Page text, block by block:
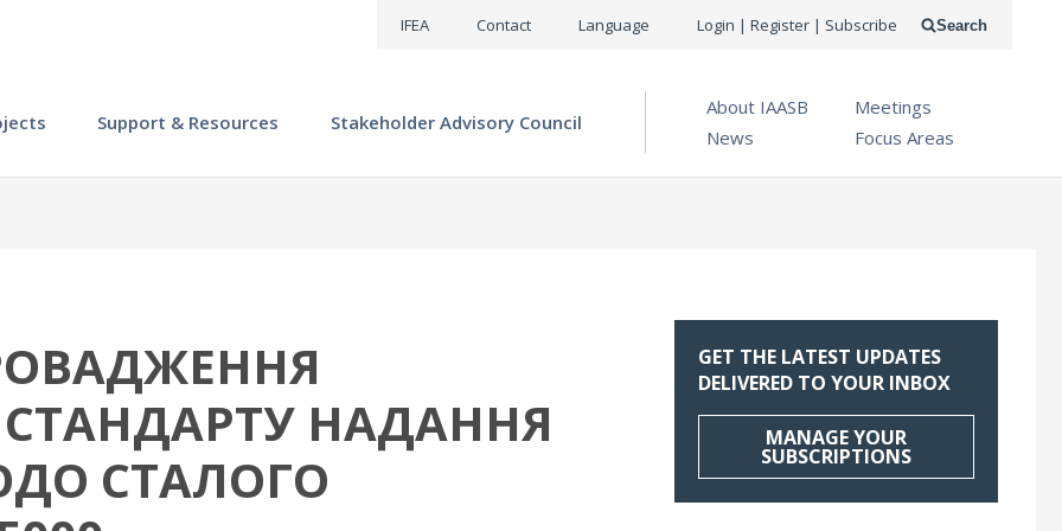
IFEA Contact Language
USER
MENU
Login | Register | Subscribe
Support & Resources Stakeholder Advisory Council
About IAASB
Meetings
News
Focus Areas
Search
НАДАННЯ
СТАЛОГО
GET THE LATEST UPDATES
DELIVERED TO YOUR INBOX
MANAGE YOUR
SUBSCRIPTIONS